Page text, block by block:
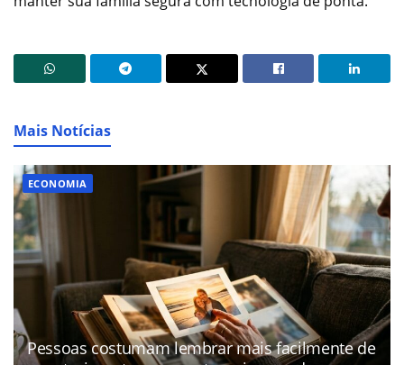
Mais Notícias
ECONOMIA
Pessoas costumam lembrar mais facilmente de